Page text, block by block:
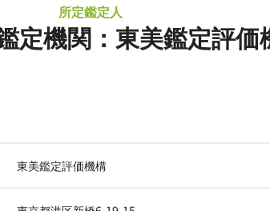
所定鑑定人
定機関：東美鑑定評価
東美鑑定評価機構